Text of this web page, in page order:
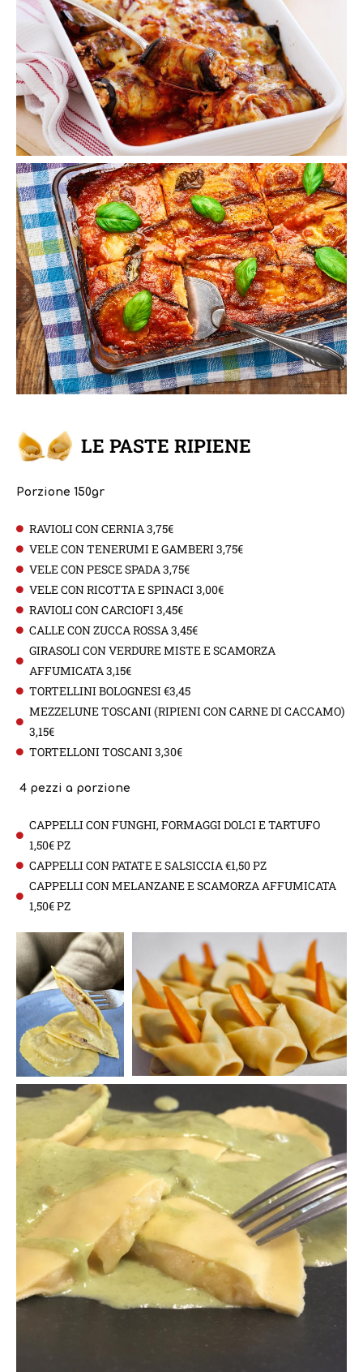
LE PASTE RIPIENE
Porzione 150gr
RAVIOLI CON CERNIA 3,75€
VELE CON TENERUMI E GAMBERI 3,75€
VELE CON PESCE SPADA 3,75€
VELE CON RICOTTA E SPINACI 3,00€
RAVIOLI CON CARCIOFI 3,45€
CALLE CON ZUCCA ROSSA 3,45€
GIRASOLI CON VERDURE MISTE E SCAMORZA
AFFUMICATA 3,15€
TORTELLINI BOLOGNESI €3,45
MEZZELUNE TOSCANI (RIPIENI CON CARNE DI CACCAMO)
3,15€
TORTELLONI TOSCANI 3,30€
4 pezzi a porzione
CAPPELLI CON FUNGHI, FORMAGGI DOLCI E TARTUFO
1,50€ PZ
CAPPELLI CON PATATE E SALSICCIA €1,50 PZ
CAPPELLI CON MELANZANE E SCAMORZA AFFUMICATA
1,50€ PZ